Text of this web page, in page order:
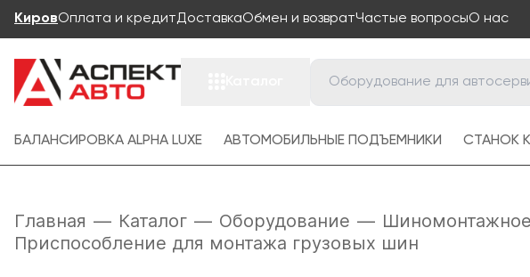
КировОплата и кредитДоставкаОбмен и возвратЧастые вопросыО нас
БАЛАНСИРОВКА ALPHA LUXE АВТОМОБИЛЬНЫЕ ПОДЪЕМНИКИ СТАНОК
Главная — Каталог — Оборудование —
Приспособление для монтажа грузовых шин